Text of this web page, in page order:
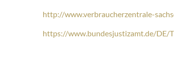
http://www.verbraucherzentrale-
https://www.bundesjustizamt.de/DE/